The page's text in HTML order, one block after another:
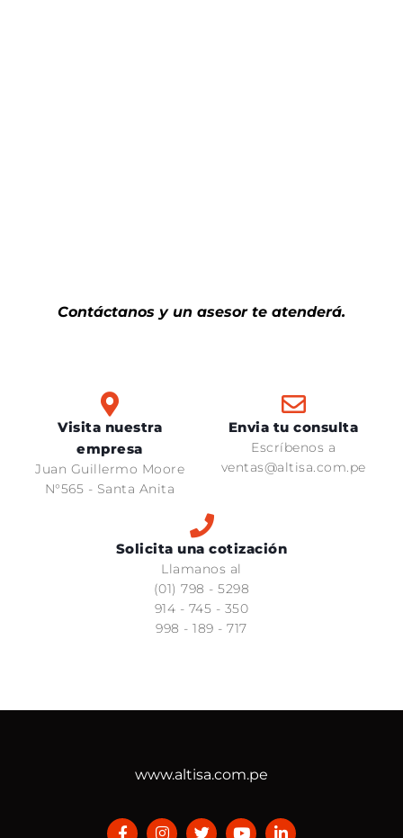
Contáctanos y un asesor te atenderá.
Visita nuestra
empresa
Juan Guillermo Moore
N°565 - Santa Anita
Envia tu consulta
Escríbenos a
ventas@altisa.com.pe
Solicita una cotización
Llamanos al
(01) 798 - 5298
914 - 745 - 350
998 - 189 - 717
www.altisa.com.pe